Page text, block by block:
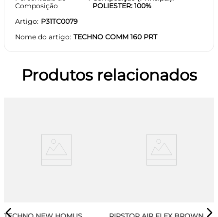
Composição
POLIESTER: 100%
Artigo P31TC0079
Nome do artigo TECHNO COMM 160 PRT
Produtos relacionados